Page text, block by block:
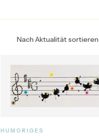
Nach Aktualität sortieren
HUMORIGES